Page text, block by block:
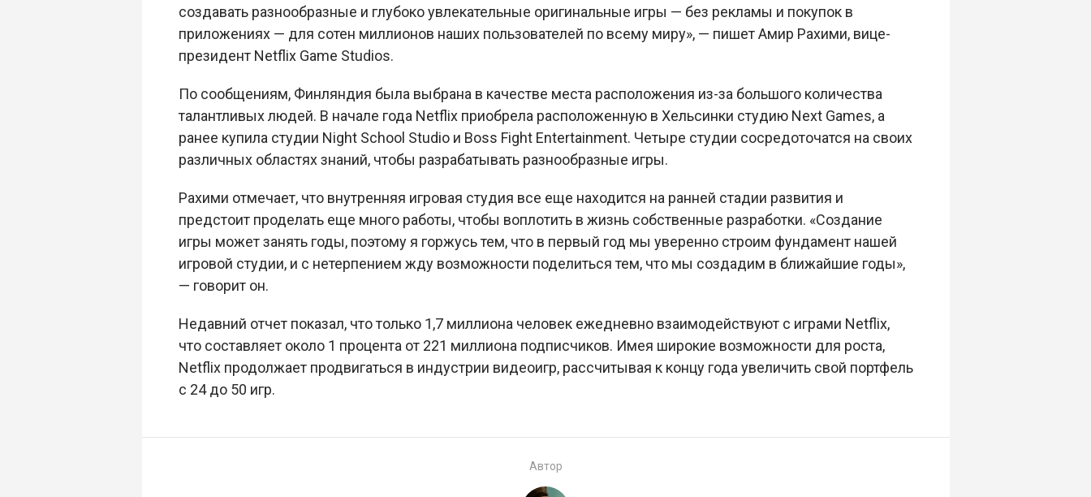
создавать разнообразные и глубоко увлекательные оригинальные игры — без рекламы и покупок в
приложениях — для сотен миллионов наших пользователей по всему миру», — пишет Амир Рахими, вице-
президент Netflix Game Studios.
По сообщениям, Финляндия была выбрана в качестве места расположения из-за большого количества
талантливых людей. В начале года Netflix приобрела расположенную в Хельсинки студию Next Games, а
ранее купила студии Night School Studio и Boss Fight Entertainment. Четыре студии сосредоточатся на своих
различных областях знаний, чтобы разрабатывать разнообразные игры.
Рахими отмечает, что внутренняя игровая студия все еще находится на ранней стадии развития и
предстоит проделать еще много работы, чтобы воплотить в жизнь собственные разработки. «Создание
игры может занять годы, поэтому я горжусь тем, что в первый год мы уверенно строим фундамент нашей
игровой студии, и с нетерпением жду возможности поделиться тем, что мы создадим в ближайшие годы»,
— говорит он.
Недавний отчет показал, что только 1,7 миллиона человек ежедневно взаимодействуют с играми Netflix,
что составляет около 1 процента от 221 миллиона подписчиков. Имея широкие возможности для роста,
Netflix продолжает продвигаться в индустрии видеоигр, рассчитывая к концу года увеличить свой портфель
с 24 до 50 игр.
Автор